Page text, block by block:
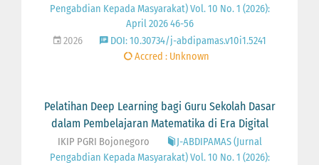
Pengabdian Kepada Masyarakat) Vol. 10 No. 1 (2026):
April 2026 46-56
2026
DOI: 10.30734/j-abdipamas.v10i1.5241
Accred : Unknown
Pelatihan Deep Learning bagi Guru Sekolah Dasar
dalam Pembelajaran Matematika di Era Digital
IKIP PGRI Bojonegoro
J-ABDIPAMAS (Jurnal
Pengabdian Kepada Masyarakat) Vol. 10 No. 1 (2026):